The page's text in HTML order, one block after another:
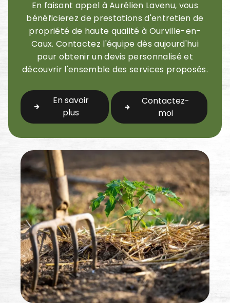
En faisant appel à Aurélien Lavenu, vous
bénéficierez de prestations d'entretien de
propriété de haute qualité à Ourville-en-
Caux. Contactez l'équipe dès aujourd'hui
pour obtenir un devis personnalisé et
découvrir l'ensemble des services proposés.
En savoir
plus
Contactez-
moi